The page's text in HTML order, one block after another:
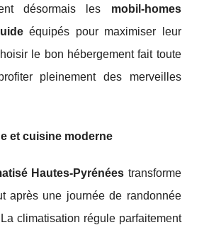
désormais les mobil-homes
équipés pour maximiser leur
le bon hébergement fait toute
pleinement des merveilles
et cuisine moderne
Hautes-Pyrénées transforme
après une journée de randonnée
climatisation régule parfaitement